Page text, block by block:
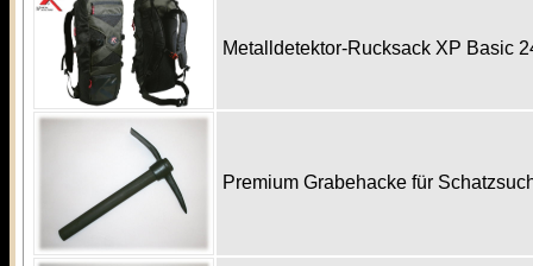
Metalldetektor-Rucksack XP Basic
Premium Grabehacke für